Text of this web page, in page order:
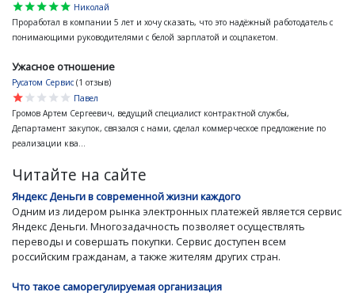
star
star
star
star
star
Николай
Проработал в компании 5 лет и хочу сказать, что это надёжный работодатель с
понимающими руководителями с белой зарплатой и соцпакетом.
Ужасное отношение
Русатом Сервис (1 отзыв)
star
star
star
star
star
Павел
Громов Артем Сергеевич, ведущий специалист контрактной службы,
Департамент закупок, связался с нами, сделал коммерческое предложение по
реализации ква...
Читайте на сайте
Яндекс Деньги в современной жизни каждого
Одним из лидером рынка электронных платежей является сервис
Яндекс Деньги. Многозадачность позволяет осуществлять
переводы и совершать покупки. Сервис доступен всем
российским гражданам, а также жителям других стран.
Что такое саморегулируемая организация